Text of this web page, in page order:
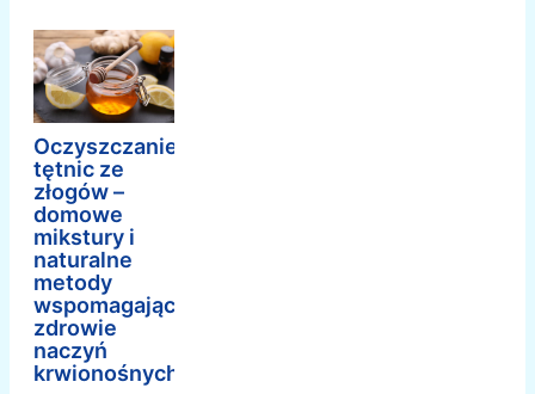
Oczyszczanie
tętnic ze
złogów –
domowe
mikstury i
naturalne
metody
wspomagające
zdrowie
naczyń
krwionośnych